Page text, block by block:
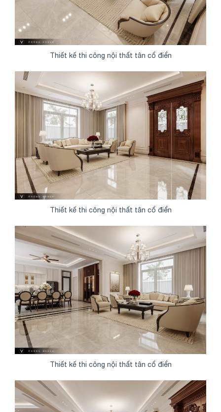
Thiết kế thi công nội thất tân cổ điển
Thiết kế thi công nội thất tân cổ điển
Thiết kế thi công nội thất tân cổ điển